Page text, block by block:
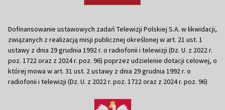
Dofinansowanie ustawowych zadań Telewizji Polskiej S.A. w likwidacji,
związanych z realizacją misji publicznej określonej w art. 21 ust. 1
ustawy z dnia 29 grudnia 1992 r. o radiofonii i telewizji (Dz. U. z 2022 r.
poz. 1722 oraz z 2024 r. poz. 96) poprzez udzielenie dotacji celowej, o
której mowa w art. 31 ust. 2 ustawy z dnia 29 grudnia 1992 r. o
radiofonii i telewizji (Dz. U. z 2022 r. poz. 1722 oraz z 2024 r. poz. 96)